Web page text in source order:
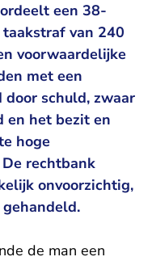
een 38-
van 240
voorwaardelijke
met een
door schuld, zwaar
en het bezit en
hoge
rechtbank
onvoorzichtig,
de man een